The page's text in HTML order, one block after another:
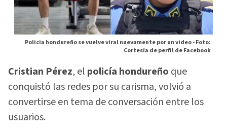
Policia hondureño se vuelve viral nuevamente por un video -Foto:
Cortesía de perfil de Facebook
Cristian Pérez, el policía hondureño que
conquistó las redes por su carisma, volvió a
convertirse en tema de conversación entre los
usuarios.